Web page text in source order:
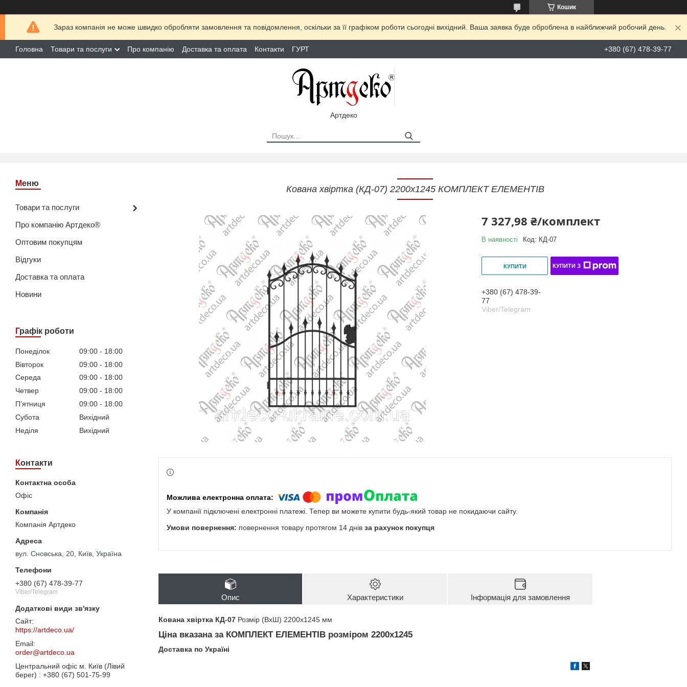
Кошик
Зараз компанія не може швидко обробляти замовлення та повідомлення, оскільки за її графіком роботи сьогодні вихідний. Ваша заявка буде оброблена в найближчий робочий день.
Головна Товари та послуги Про компанію Доставка та оплата Контакти ГУРТ +380 (67) 478-39-77
Артдеко
Товари та послуги
Про компанію Артдеко®
Оптовим покупцям
Відгуки
Доставка та оплата
Новини
Графік роботи
Понеділок 09:00
18:00
Вівторок
09:00
18:00
Середа
09:00
18:00
Четвер
09:00
18:00
Пʼятниця
09:00
18:00
Субота
Вихідний
Неділя
Вихідний
Контакти
Офіс
Компанія Артдеко
вул. Сновська, 20, Київ, Україна
+380 (67) 478-39-77
Viber/Telegram
https://artdeco.ua/
order@artdeco.ua
Центральний офіс м. Київ (Лівий
берег)
+380 (67) 501-75-99
Кована хвіртка (КД-07) 2200х1245 КОМПЛЕКТ ЕЛЕМЕНТІВ
7 327,98 ₴/комплект
В наявності Код: КД-07
КУПИТИ КУПИТИ З
+380 (67) 478-39-
77
Viber/Telegram
У компанії підключені електронні платежі. Тепер ви можете купити будь-який товар не покидаючи сайту.
повернення товару протягом 14 днів за рахунок покупця
Опис Характеристики Інформація для замовлення
Кована хвіртка КД-07 Розмір (ВхШ) 2200х1245 мм
Ціна вказана за КОМПЛЕКТ ЕЛЕМЕНТІВ розміром 2200х1245
Доставка по Україні